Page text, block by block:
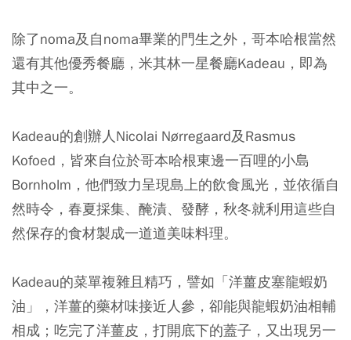
除了noma及自noma畢業的門生之外，哥本哈根當然
還有其他優秀餐廳，米其林一星餐廳Kadeau，即為
其中之一。
Kadeau的創辦人Nicolai Nørregaard及Rasmus
Kofoed，皆來自位於哥本哈根東邊一百哩的小島
Bornholm，他們致力呈現島上的飲食風光，並依循自
然時令，春夏採集、醃漬、發酵，秋冬就利用這些自
然保存的食材製成一道道美味料理。
Kadeau的菜單複雜且精巧，譬如「洋薑皮塞龍蝦奶
油」，洋薑的藥材味接近人參，卻能與龍蝦奶油相輔
相成；吃完了洋薑皮，打開底下的蓋子，又出現另一